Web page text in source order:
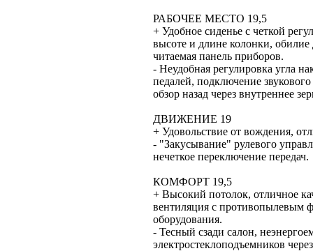
РАБОЧЕЕ МЕСТО 19,5
+ Удобное сиденье с четкой
высоте и длине колонки,
читаемая панель приборов.
- Неудобная регулировка угла
педалей, подключение
обзор назад через внутреннее
ДВИЖЕНИЕ 19
+ Удовольствие от вождения,
- "Закусывание" рулевого
нечеткое переключение передач.
КОМФОРТ 19,5
+ Высокий потолок, отличное
вентиляция с противопылевым
оборудования.
- Тесный сзади салон,
электростеклоподъемников